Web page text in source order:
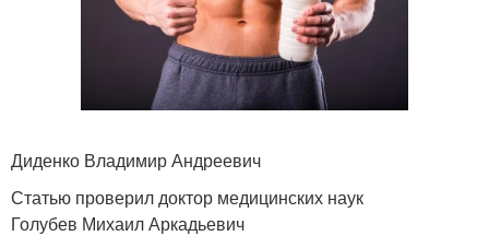
Диденко Владимир Андреевич
Статью проверил доктор медицинских наук
Голубев Михаил Аркадьевич